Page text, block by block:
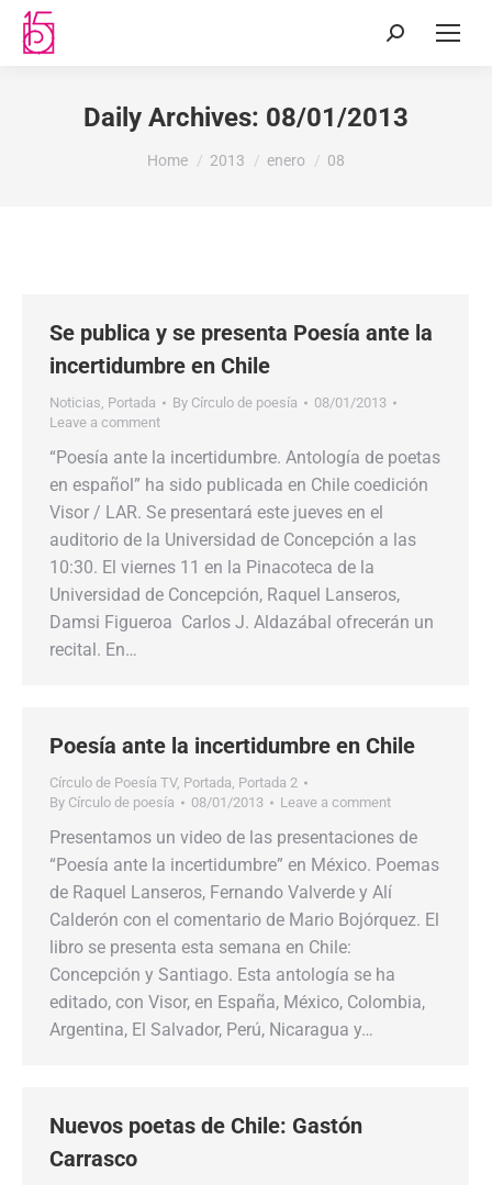
Daily Archives: 08/01/2013
You are here:
Home 2013 enero 08
Se publica y se presenta Poesía ante la
incertidumbre en Chile
Noticias, Portada By Círculo de poesía
08/01/2013
Leave a comment
“Poesía ante la incertidumbre. Antología de poetas
en español” ha sido publicada en Chile coedición
Visor / LAR. Se presentará este jueves en el
auditorio de la Universidad de Concepción a las
10:30. El viernes 11 en la Pinacoteca de la
Universidad de Concepción, Raquel Lanseros,
Damsi Figueroa Carlos J. Aldazábal ofrecerán un
recital. En…
Poesía ante la incertidumbre en Chile
Círculo de Poesía TV, Portada, Portada 2
By Círculo de poesía 08/01/2013 Leave a comment
Presentamos un video de las presentaciones de
“Poesía ante la incertidumbre” en México. Poemas
de Raquel Lanseros, Fernando Valverde y Alí
Calderón con el comentario de Mario Bojórquez. El
libro se presenta esta semana en Chile:
Concepción y Santiago. Esta antología se ha
editado, con Visor, en España, México, Colombia,
Argentina, El Salvador, Perú, Nicaragua y…
Nuevos poetas de Chile: Gastón
Carrasco